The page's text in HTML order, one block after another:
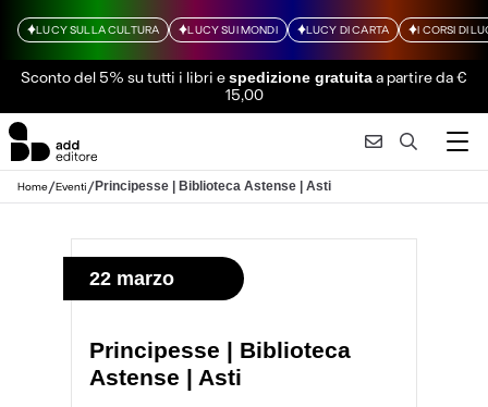
LUCY SULLA CULTURA LUCY SUI MONDI LUCY DI CARTA I CORSI DI
Sconto del 5% su tutti i libri espedizione gratuitaa partire da €
15,00
Home/Eventi/Principesse | Biblioteca Astense | Asti
22 marzo
Principesse | Biblioteca
Astense | Asti